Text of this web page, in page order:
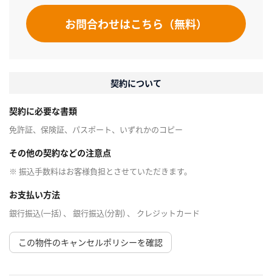
お問合わせはこちら（無料）
契約について
契約に必要な書類
免許証、保険証、パスポート、いずれかのコピー
その他の契約などの注意点
※ 振込手数料はお客様負担とさせていただきます。
お支払い方法
銀行振込(一括) 、 銀行振込(分割) 、 クレジットカード
この物件のキャンセルポリシーを確認